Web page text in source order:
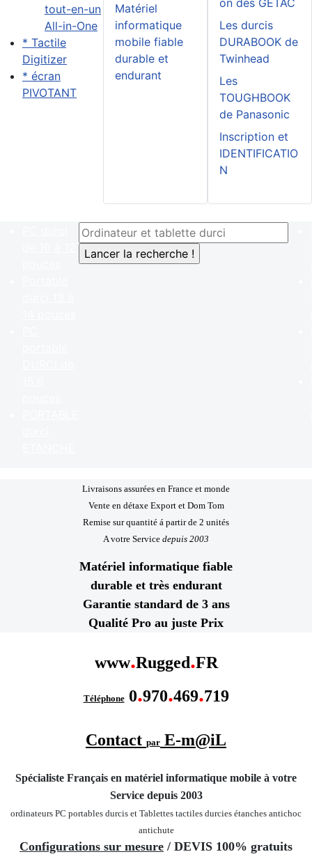
tout-en-un
All-in-One
* Tactile
Digitizer
* écran
PIVOTANT
Matériel
informatique
mobile fiable
durable et
endurant
Les durcis
DURABOOK de
Twinhead
Les
TOUGHBOOK
de Panasonic
Inscription et
IDENTIFICATIO
N
Livraisons assurées en France et monde
Vente en détaxe Export et Dom Tom
Remise sur quantité á partir de 2 unités
A votre Service depuis 2003
Matériel informatique fiable
durable et très endurant
Garantie standard de 3 ans
Qualité Pro au juste Prix
www.Rugged.FR
Téléphone0.970.469.719
Contact par E-m@iL
Spécialiste Français en matériel informatique mobile à votre
Service depuis 2003
ordinateurs PC portables durcis et Tablettes tactiles durcies étanches antichoc
antichute
Configurations sur mesure / DEVIS 100% gratuits